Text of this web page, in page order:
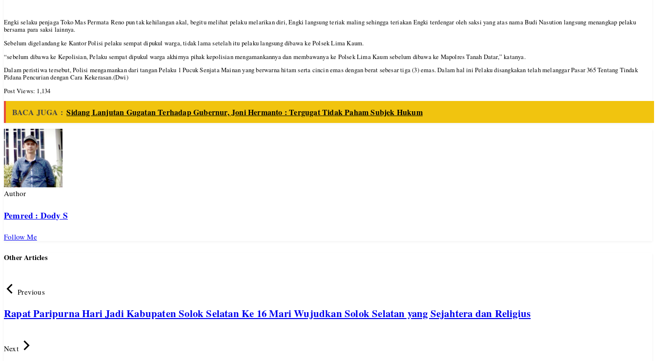
Engki selaku penjaga Toko Mas Permata Reno pun tak kehilangan akal, begitu melihat pelaku melarikan diri, Engki langsung teriak maling sehingga teriakan Engki terdengar oleh saksi yang atas nama Budi Nasution langsung menangkap pelaku
bersama para saksi lainnya.
Sebelum digelandang ke Kantor Polisi pelaku sempat dipukul warga, tidak lama setelah itu pelaku langsung dibawa ke Polsek Lima Kaum.
“sebelum dibawa ke Kepolisian, Pelaku sempat dipukul warga akhirnya pihak kepolisian mengamankannya dan membawanya ke Polsek Lima Kaum sebelum dibawa ke Mapolres Tanah Datar,” katanya.
Dalam peristiwa tersebut, Polisi mengamankan dari tangan Pelaku 1 Pucuk Senjata Mainan yang berwarna hitam serta cincin emas dengan berat sebesar tiga (3) emas. Dalam hal ini Pelaku disangkakan telah melanggar Pasar 365 Tentang Tindak
Pidana Pencurian dengan Cara Kekerasan.(Dwi)
Post Views: 1,134
BACA JUGA : Sidang Lanjutan Gugatan Terhadap Gubernur, Joni Hermanto : Tergugat Tidak Paham Subjek Hukum
Author
Pemred : Dody S
Follow Me
Other Articles
Previous
Rapat Paripurna Hari Jadi Kabupaten Solok Selatan Ke 16 Mari Wujudkan Solok Selatan yang Sejahtera dan Religius
Next